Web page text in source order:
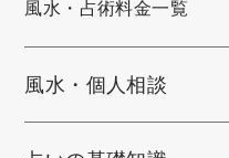
風水・占術料金一覧
風水・個人相談